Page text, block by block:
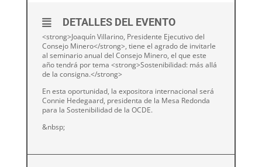
DETALLES DEL EVENTO
<strong>Joaquín Villarino, Presidente Ejecutivo del
Consejo Minero</strong>, tiene el agrado de invitarle
al seminario anual del Consejo Minero, el que este
año tendrá por tema <strong>Sostenibilidad: más allá
de la consigna.</strong>
En esta oportunidad, la expositora internacional será
Connie Hedegaard, presidenta de la Mesa Redonda
para la Sostenibilidad de la OCDE.
&nbsp;